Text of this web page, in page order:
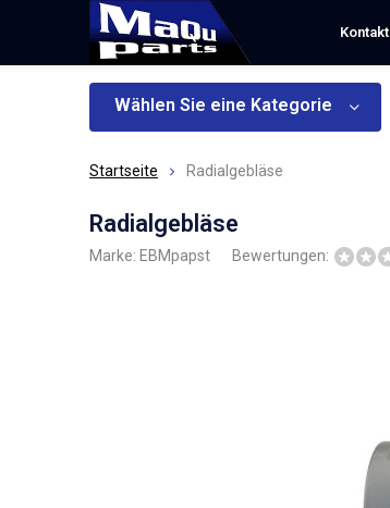
Kontakt
Wählen Sie eine Kategorie
Startseite Radialgebläse
Radialgebläse
Marke: EBMpapst Bewertungen: